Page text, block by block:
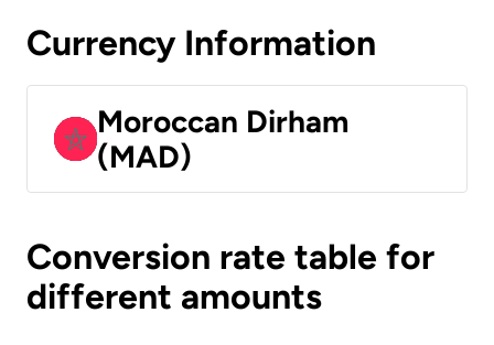
Currency Information
Moroccan Dirham
(MAD)
Conversion rate table for
different amounts